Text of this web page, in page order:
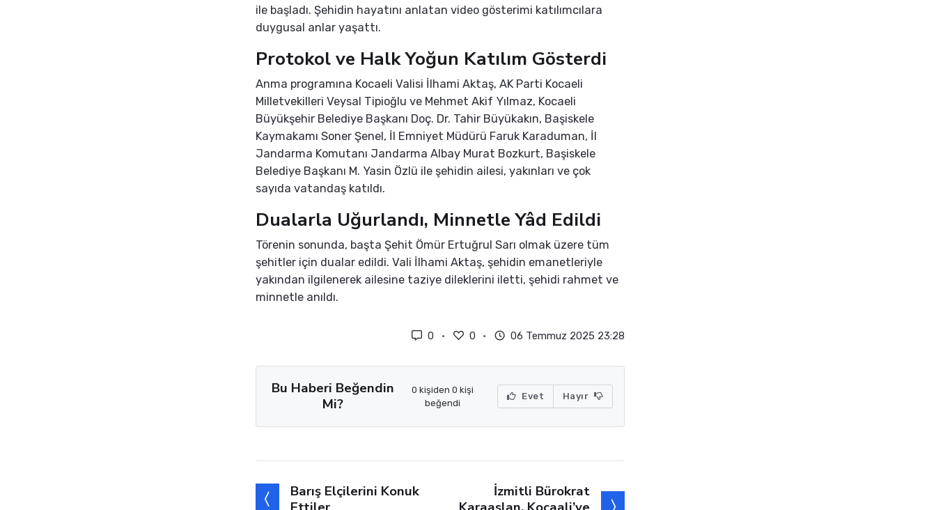
ile başladı. Şehidin hayatını anlatan video gösterimi katılımcılara
duygusal anlar yaşattı.
Protokol ve Halk Yoğun Katılım Gösterdi
Anma programına Kocaeli Valisi İlhami Aktaş, AK Parti Kocaeli
Milletvekilleri Veysal Tipioğlu ve Mehmet Akif Yılmaz, Kocaeli
Büyükşehir Belediye Başkanı Doç. Dr. Tahir Büyükakın, Başiskele
Kaymakamı Soner Şenel, İl Emniyet Müdürü Faruk Karaduman, İl
Jandarma Komutanı Jandarma Albay Murat Bozkurt, Başiskele
Belediye Başkanı M. Yasin Özlü ile şehidin ailesi, yakınları ve çok
sayıda vatandaş katıldı.
Dualarla Uğurlandı, Minnetle Yâd Edildi
Törenin sonunda, başta Şehit Ömür Ertuğrul Sarı olmak üzere tüm
şehitler için dualar edildi. Vali İlhami Aktaş, şehidin emanetleriyle
yakından ilgilenerek ailesine taziye dileklerini iletti, şehidi rahmet ve
minnetle anıldı.
0 0 06 Temmuz 2025 23:28
Bu Haberi Beğendin
Mi?
0 kişiden 0 kişi
beğendi
Evet Hayır
Barış Elçilerini Konuk
İzmitli Bürokrat